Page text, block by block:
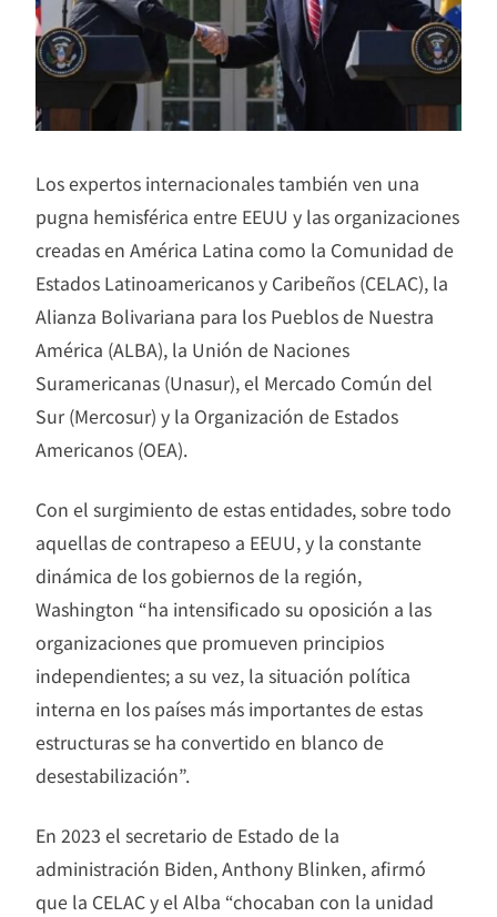
Los expertos internacionales también ven una
pugna hemisférica entre EEUU y las organizaciones
creadas en América Latina como la Comunidad de
Estados Latinoamericanos y Caribeños (CELAC), la
Alianza Bolivariana para los Pueblos de Nuestra
América (ALBA), la Unión de Naciones
Suramericanas (Unasur), el Mercado Común del
Sur (Mercosur) y la Organización de Estados
Americanos (OEA).
Con el surgimiento de estas entidades, sobre todo
aquellas de contrapeso a EEUU, y la constante
dinámica de los gobiernos de la región,
Washington “ha intensificado su oposición a las
organizaciones que promueven principios
independientes; a su vez, la situación política
interna en los países más importantes de estas
estructuras se ha convertido en blanco de
desestabilización”.
En 2023 el secretario de Estado de la
administración Biden, Anthony Blinken, afirmó
que la CELAC y el Alba “chocaban con la unidad